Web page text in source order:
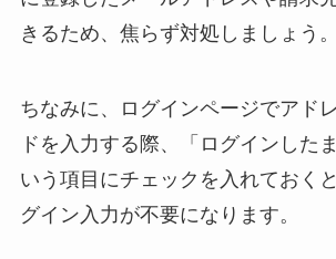
きるため、焦らず対処しましょう。
ちなみに、ログインページでアド
ドを入力する際、「ログインした
いう項目にチェックを入れておく
グイン入力が不要になります。